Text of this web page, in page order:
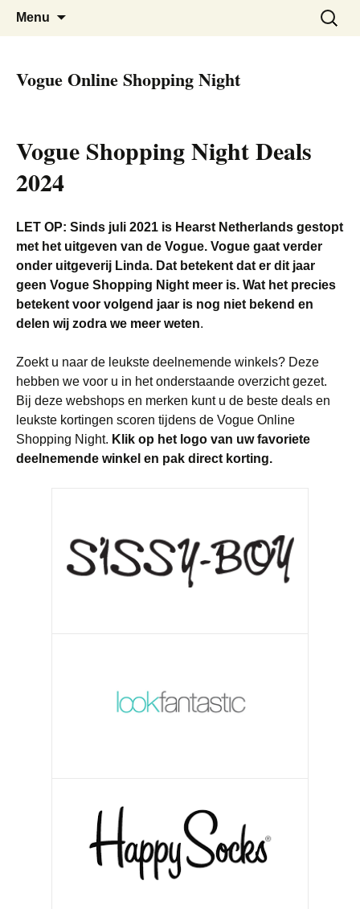
Black Friday Super SALE
De beste kortingen bij elkaar!
Menu
Zoeken
naar:
Vogue Online Shopping Night
Vogue Shopping Night Deals
2024
LET OP: Sinds juli 2021 is Hearst Netherlands gestopt
met het uitgeven van de Vogue. Vogue gaat verder
onder uitgeverij Linda. Dat betekent dat er dit jaar
geen Vogue Shopping Night meer is. Wat het precies
betekent voor volgend jaar is nog niet bekend en
delen wij zodra we meer weten.
Zoekt u naar de leukste deelnemende winkels? Deze
hebben we voor u in het onderstaande overzicht gezet.
Bij deze webshops en merken kunt u de beste deals en
leukste kortingen scoren tijdens de Vogue Online
Shopping Night. Klik op het logo van uw favoriete
deelnemende winkel en pak direct korting.